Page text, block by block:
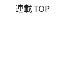
連載 TOP